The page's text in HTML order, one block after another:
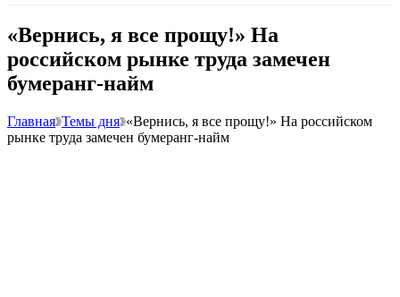
«Вернись, я все прощу!» На
российском рынке труда замечен
бумеранг-найм
Главная Темы дня «Вернись, я все прощу!» На российском
рынке труда замечен бумеранг-найм